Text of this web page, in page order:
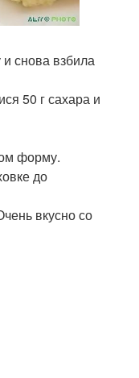
снова взбила
50 г сахара и
форму.
до
вкусно со